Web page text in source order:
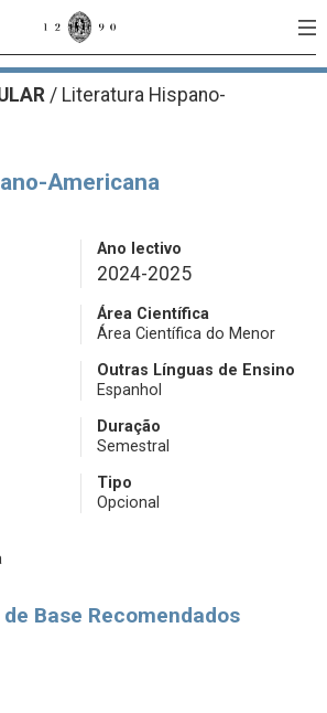
/ Literatura Hispano-
Americana
Ano lectivo
2024-2025
Área Científica
Área Científica do Menor
Outras Línguas de Ensino
Espanhol
Duração
Semestral
Tipo
Opcional
Base Recomendados